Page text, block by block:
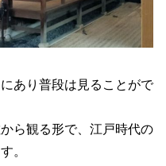
あり普段は見ることがで
ら観る形で、江戸時代の
。